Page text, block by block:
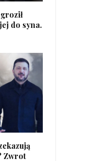
do syna.
Zwrot